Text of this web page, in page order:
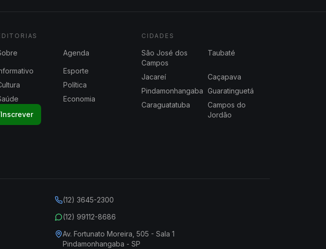
Inscrever
Agenda
Esporte
Política
Economia
CIDADES
São José dos
Campos
Taubaté
Jacareí
Caçapava
Pindamonhangaba Guaratinguetá
Caraguatatuba
Campos do
Jordão
(12) 3645-2300
(12) 99112-8686
Av. Fortunato Moreira, 505 - Sala 1
Pindamonhangaba - SP